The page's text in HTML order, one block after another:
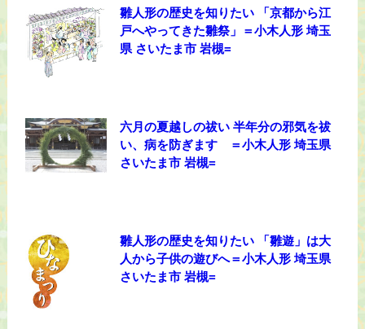
雛人形の歴史を知りたい 「京都から江
戸へやってきた雛祭」＝小木人形 埼玉
県 さいたま市 岩槻=
六月の夏越しの祓い 半年分の邪気を祓
い、病を防ぎます ＝小木人形 埼玉県
さいたま市 岩槻=
雛人形の歴史を知りたい 「雛遊」は大
人から子供の遊びへ＝小木人形 埼玉県
さいたま市 岩槻=